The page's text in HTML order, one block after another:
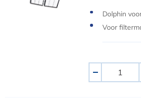
Dolphin
Voor